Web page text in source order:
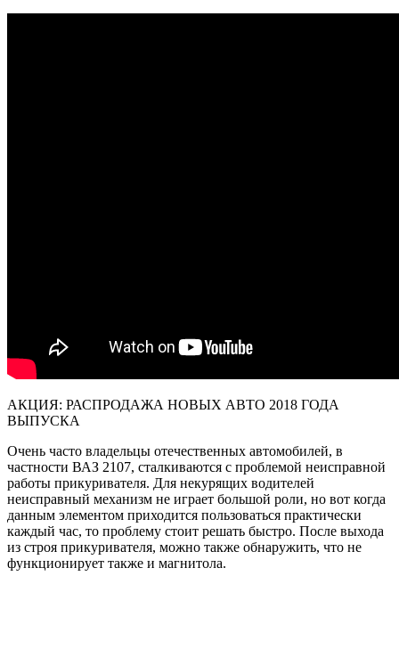
АКЦИЯ: РАСПРОДАЖА НОВЫХ АВТО 2018 ГОДА
ВЫПУСКА
Очень часто владельцы отечественных автомобилей, в
частности ВАЗ 2107, сталкиваются с проблемой неисправной
работы прикуривателя. Для некурящих водителей
неисправный механизм не играет большой роли, но вот когда
данным элементом приходится пользоваться практически
каждый час, то проблему стоит решать быстро. После выхода
из строя прикуривателя, можно также обнаружить, что не
функционирует также и магнитола.